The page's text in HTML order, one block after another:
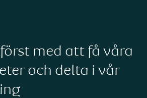
med att få våra
och delta i vår